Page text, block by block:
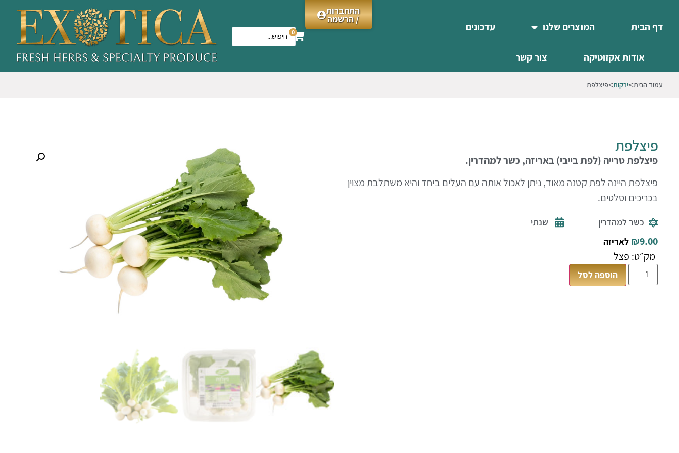
0
התחברות
/ הרשמה
דף הבית המוצרים שלנו עדכונים
אודות אקזוטיקה צור קשר
עמוד הבית ירקות פיצלפת
פיצלפת
פיצלפת טרייה (לפת בייבי) באריזה, כשר למהדרין.
פיצלפת היינה לפת קטנה מאוד, ניתן לאכול אותה עם העלים ביחד והיא משתלבת מצוין
בכריכים וסלטים.
כשר למהדרין שנתי
₪9.00 לאריזה
מק״ט: פצל
הוספה לסל